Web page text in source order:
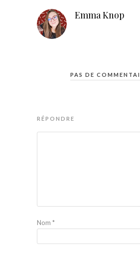
Emma Knop
PAS DE
RÉPONDRE
Nom *